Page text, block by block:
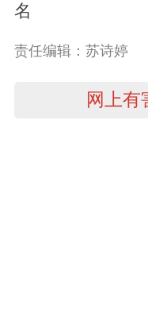
名
责任编辑：苏诗婷
网上有